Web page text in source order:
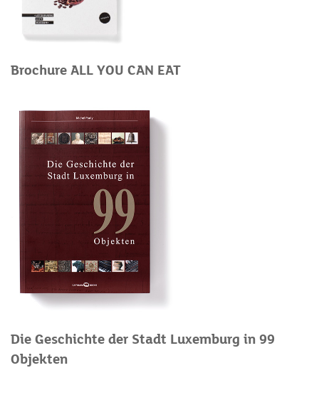
Brochure ALL YOU CAN EAT
Die Geschichte der Stadt Luxemburg in 99
Objekten